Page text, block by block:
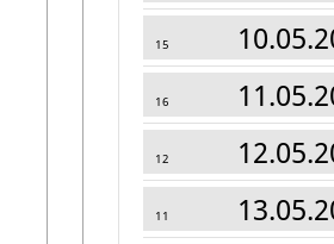
15
16
12
11